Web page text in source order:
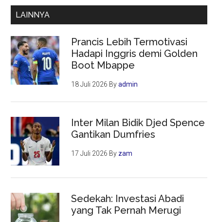
Pemerintahan
LAINNYA
Prancis Lebih Termotivasi
Hadapi Inggris demi Golden
Boot Mbappe
18 Juli 2026 Byadmin
Inter Milan Bidik Djed Spence
Gantikan Dumfries
17 Juli 2026 By zam
Sedekah: Investasi Abadi
yang Tak Pernah Merugi